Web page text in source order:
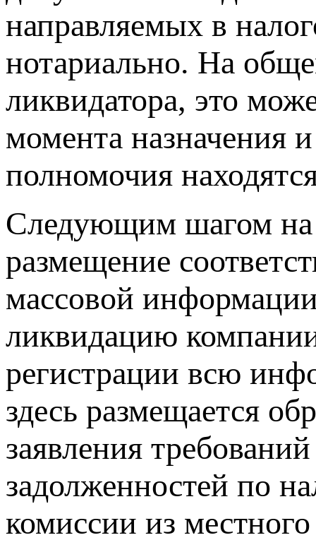
направляемых в
нотариально. На
ликвидатора, это
момента назначения
полномочия
Следующим шагом на
размещение
массовой
ликвидацию
регистрации всю
здесь размещается
заявления
задолженностей по
комиссии из